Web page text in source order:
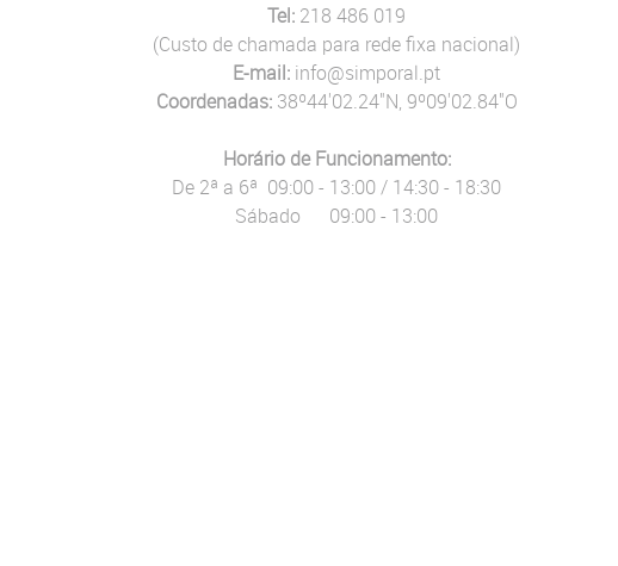
Tel: 218 486 019
(Custo de chamada para rede fixa nacional)
E-mail: info@simporal.pt
Coordenadas: 38º44'02.24"N, 9º09'02.84"O
Horário de Funcionamento:
De 2ª a 6ª 09:00 - 13:00 / 14:30 - 18:30
Sábado 09:00 - 13:00